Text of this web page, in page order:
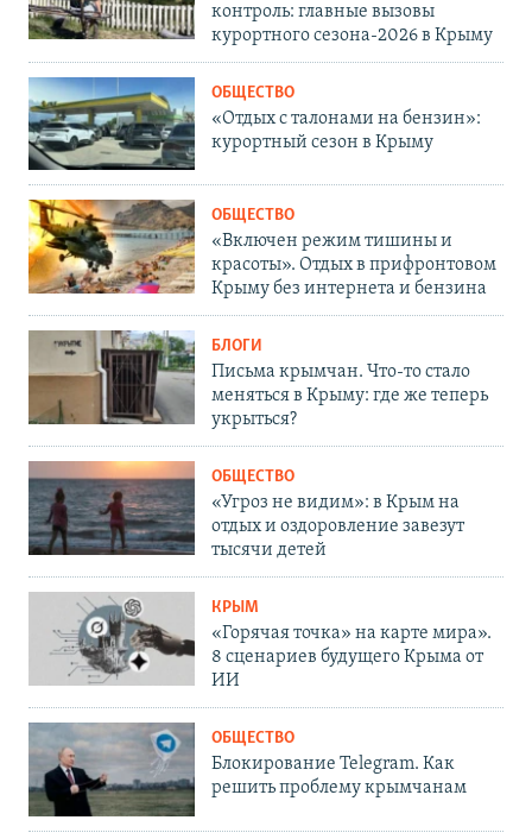
контроль: главные вызовы
курортного сезона-2026 в Крыму
ОБЩЕСТВО
«Отдых с талонами на бензин»:
курортный сезон в Крыму
ОБЩЕСТВО
«Включен режим тишины и
красоты». Отдых в прифронтовом
Крыму без интернета и бензина
БЛОГИ
Письма крымчан. Что-то стало
меняться в Крыму: где же теперь
укрыться?
ОБЩЕСТВО
«Угроз не видим»: в Крым на
отдых и оздоровление завезут
тысячи детей
КРЫМ
«Горячая точка» на карте мира».
8 сценариев будущего Крыма от
ИИ
ОБЩЕСТВО
Блокирование Telegram. Как
решить проблему крымчанам